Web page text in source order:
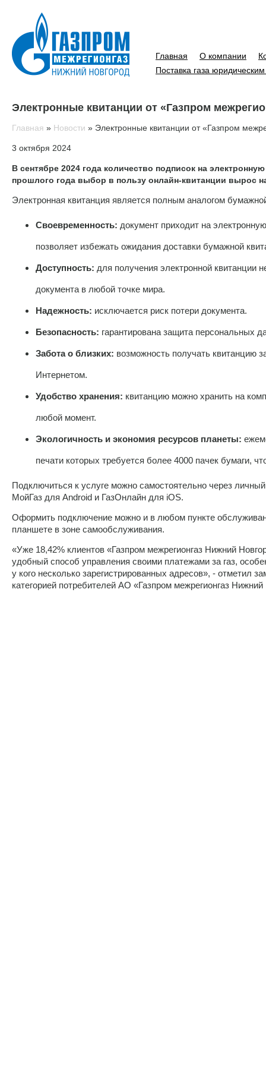
Главная О компании
Поставка газа
Электронные квитанции от «Газпром
Главная » Новости » Электронные квитанции от «Газпром
3 октября 2024
В сентябре 2024 года количество подписок на
прошлого года выбор в пользу онлайн-квитанции вырос
Электронная квитанция является полным аналогом
Своевременность: документ приходит на
позволяет избежать ожидания доставки бумажной
Доступность: для получения электронной квитанции
документа в любой точке мира.
Надежность: исключается риск потери документа.
Безопасность: гарантирована защита персональных
Забота о близких: возможность получать квитанцию
Интернетом.
Удобство хранения: квитанцию можно хранить на
любой момент.
Экологичность и экономия ресурсов планеты:
печати которых требуется более 4000 пачек бумаги,
Подключиться к услуге можно самостоятельно через
МойГаз для Android и ГазОнлайн для iOS.
Оформить подключение можно и в любом пункте
планшете в зоне самообслуживания.
«Уже 18,42% клиентов «Газпром межрегионгаз Нижний
удобный способ управления своими платежами за газ,
у кого несколько зарегистрированных адресов», - отметил
категорией потребителей АО «Газпром межрегионгаз